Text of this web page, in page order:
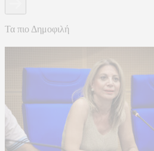
Τα πιο Δημοφιλή